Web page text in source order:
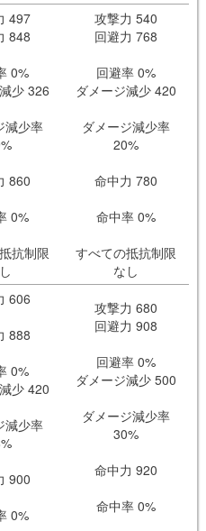
497
848
0%
少 326
減少率
860
0%
抗制限
攻撃力 540
回避力 768
回避率 0%
ダメージ減少 420
ダメージ減少率
20%
命中力 780
命中率 0%
すべての抵抗制限
なし
606
888
0%
少 420
減少率
900
0%
攻撃力 680
回避力 908
回避率 0%
ダメージ減少 500
ダメージ減少率
30%
命中力 920
命中率 0%